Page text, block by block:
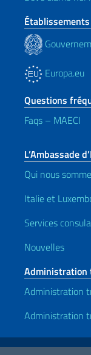
Établissements
Europa.eu
Questions
Faqs – MAECI
L’Ambassade
Qui nous
Italie et
Services
Nouvelles
Administration
Administration
Administration
Liens utiles